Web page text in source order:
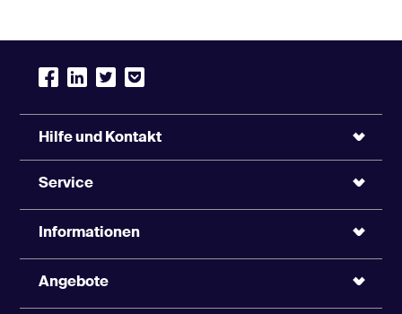
F.A.Z. Newsletter
Politik
Aktuelle Analysen, Kommentare und Hintergründe zur
deutschen und internationalen Politik.
Hilfe und Kontakt
Service
Informationen
Angebote